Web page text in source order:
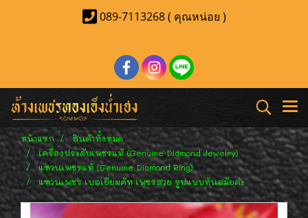
089-7113268 ( คุณหน่อย )
หน้าแรก
สินค้าทั้งหมด
เครื่องประดับเพชรแท้ (Genuine Diamond Jewelry)
แหวนเพชรแท้ (Genuine Diamond Ring)
แหวนเพชร เบลเยี่ยมคัท เพชรสวย รูปแบบทันสมัยค่ะ